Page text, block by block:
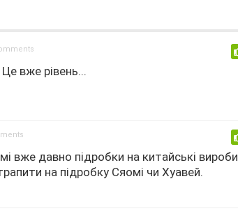
вже рівень...
вже давно підробки на китайські вироби
на підробку Сяомі чи Хуавей.